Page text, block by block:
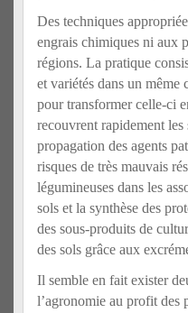
Des techniques
engrais chimiques ni aux
régions. La pratique
et variétés dans un
pour transformer celle-ci
recouvrent rapidement
propagation des agents
risques de très mauvais
légumineuses dans les
sols et la synthèse des
des sous-produits de
des sols grâce aux
Il semble en fait exister
l’agronomie au profit des